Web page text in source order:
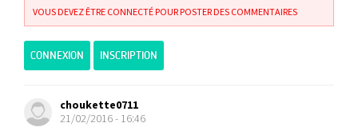
VOUS DEVEZ ÊTRE CONNECTÉ POUR POSTER DES COMMENTAIRES
CONNEXION INSCRIPTION
choukette0711
21/02/2016 - 16:46